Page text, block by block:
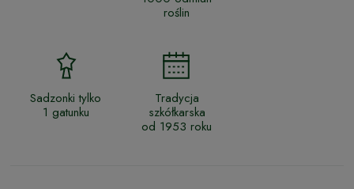
roślin
Sadzonki tylko
1 gatunku
Tradycja
szkółkarska
od 1953 roku